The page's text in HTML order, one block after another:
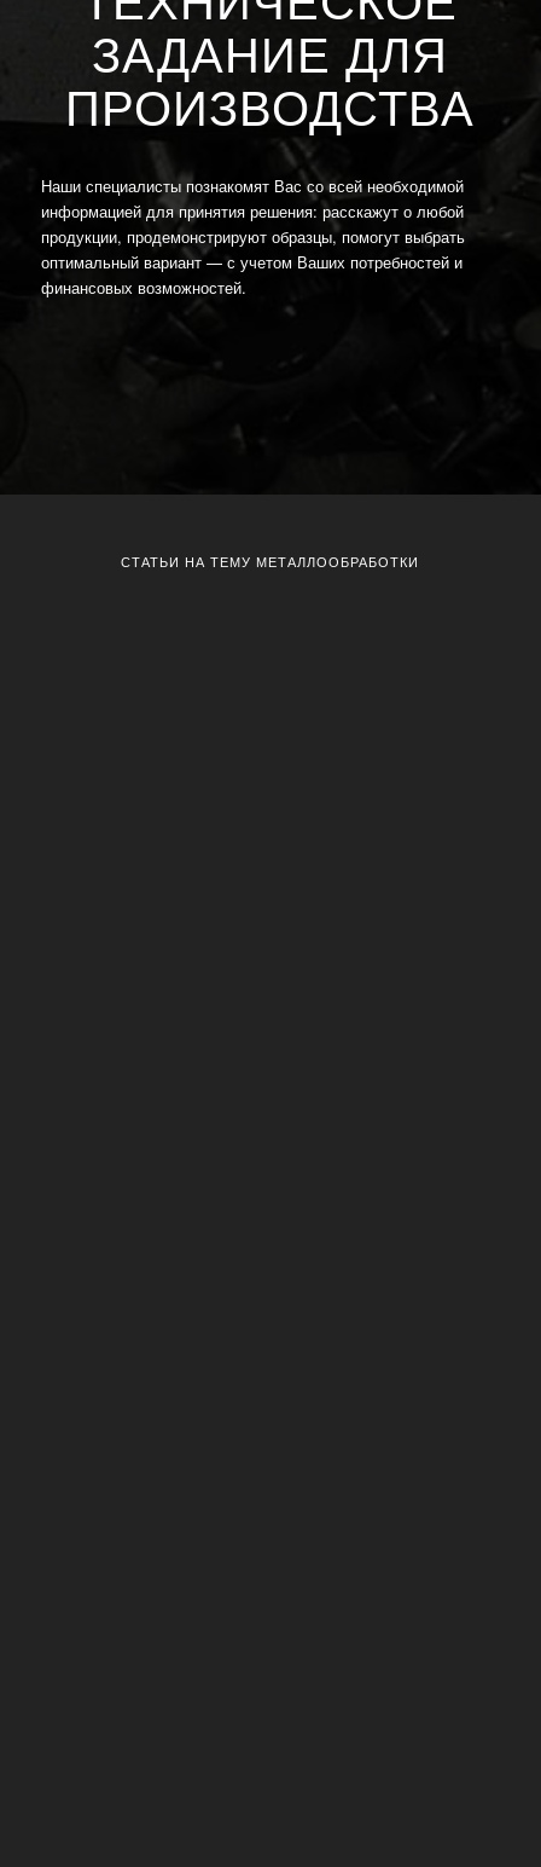
ЗАДАНИЕ ДЛЯ
ПРОИЗВОДСТВА
Наши специалисты познакомят Вас со всей необходимой
информацией для принятия решения: расскажут о любой
продукции, продемонстрируют образцы, помогут выбрать
оптимальный вариант — с учетом Ваших потребностей и
финансовых возможностей.
СТАТЬИ НА ТЕМУ МЕТАЛЛООБРАБОТКИ